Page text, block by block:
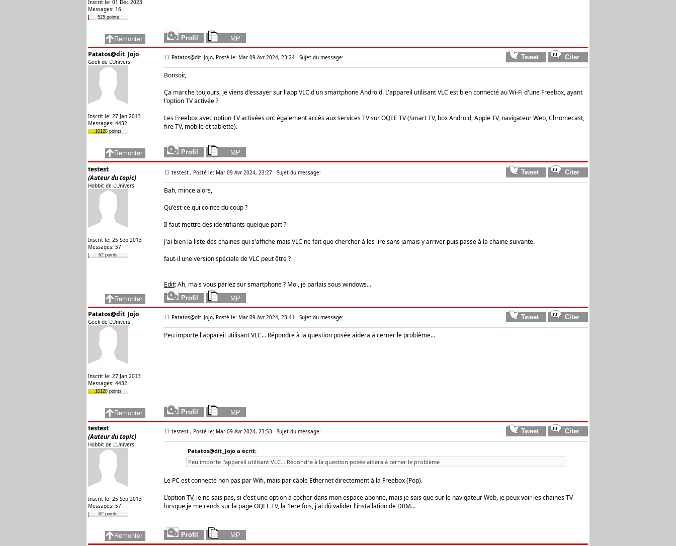
Inscrit le: 01 Déc 2023
Messages: 16
525 points
Patatos@dit_Jojo
Geek de L'Univers
Inscrit le: 27 Jan 2013
Messages: 4432
10128 points
Patatos@dit_Jojo, Posté le: Mar 09 Avr 2024, 23:24 Sujet du message:
Bonsoir,
Ça marche toujours, je viens d'essayer sur l'app VLC d'un smartphone Android. L'appareil utilisant VLC est bien connecté au Wi-Fi d'une Freebox, ayant
l'option TV activée ?
Les Freebox avec option TV activées ont également accès aux services TV sur OQEE TV (Smart TV, box Android, Apple TV, navigateur Web, Chromecast,
fire TV, mobile et tablette).
testest
(Auteur du topic)
Hobbit de L'Univers
Inscrit le: 25 Sep 2013
Messages: 57
62 points
testest , Posté le: Mar 09 Avr 2024, 23:27 Sujet du message:
Bah, mince alors,
Qu'est-ce qui coince du coup ?
Il faut mettre des identifiants quelque part ?
J'ai bien la liste des chaines qui s'affiche mais VLC ne fait que chercher à les lire sans jamais y arriver puis passe à la chaine suivante.
faut-il une version spéciale de VLC peut être ?
Edit: Ah, mais vous parlez sur smartphone ? Moi, je parlais sous windows...
Patatos@dit_Jojo
Geek de L'Univers
Inscrit le: 27 Jan 2013
Messages: 4432
10128 points
Patatos@dit_Jojo, Posté le: Mar 09 Avr 2024, 23:41 Sujet du message:
Peu importe l'appareil utilisant VLC... Répondre à la question posée aidera à cerner le problème...
testest
(Auteur du topic)
Hobbit de L'Univers
Inscrit le: 25 Sep 2013
Messages: 57
62 points
testest , Posté le: Mar 09 Avr 2024, 23:53 Sujet du message:
Patatos@dit_Jojo a écrit:
Peu importe l'appareil utilisant VLC... Répondre à la question posée aidera à cerner le problème
Le PC est connecté non pas par Wifi, mais par câble Ethernet directement à la Freebox (Pop).
L'option TV, je ne sais pas, si c'est une option à cocher dans mon espace abonné, mais je sais que sur le navigateur Web, je peux voir les chaines TV
lorsque je me rends sur la page OQEE.TV, la 1ere fois, j'ai dû valider l'installation de DRM...